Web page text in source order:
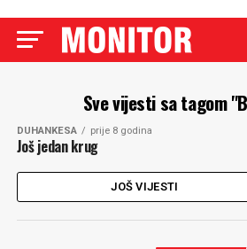
Sve vijesti sa tagom
DUHANKESA prije 8 godina
Još jedan krug
JOŠ VIJESTI